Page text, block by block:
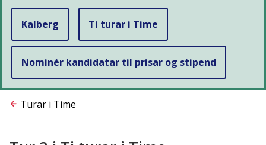
Kalberg Ti turar i Time
Nominér kandidatar til prisar og stipend
DuTurar i Time